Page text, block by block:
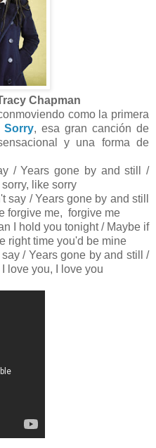
Chapman
como la primera
Sorry, esa gran canción de
y una forma de
/ Years gone by and still /
like sorry
say / Years gone by and still
forgive me, forgive me
I hold you tonight / Maybe if
right time you'd be mine
/ Years gone by and still /
love you, I love you